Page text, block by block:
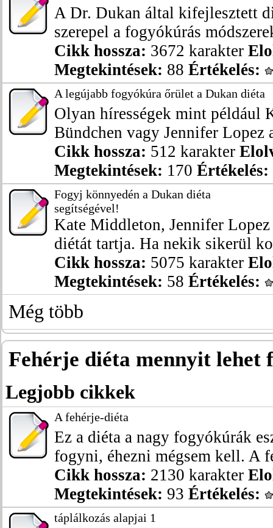
A Dr. Dukan által kifejlesztett
szerepel a fogyókúrás
Cikk hossza: 3672 karakter
Megtekintések: 88 Értékelés:
A legújabb fogyókúra őrület a Dukan diéta
Olyan hírességek mint például
Bündchen vagy Jennifer Lopez
Cikk hossza: 512 karakter
Megtekintések: 170 Értékelés:
Fogyj könnyedén a Dukan diéta
segítségével!
Kate Middleton, Jennifer Lopez
diétát tartja. Ha nekik sikerül
Cikk hossza: 5075 karakter
Megtekintések: 58 Értékelés:
Még több
Fehérje diéta mennyit lehet
Legjobb cikkek
A fehérje-diéta
Ez a diéta a nagy fogyókúrák
fogyni, éhezni mégsem kell. A
Cikk hossza: 2130 karakter
Megtekintések: 93 Értékelés:
táplálkozás alapjai 1